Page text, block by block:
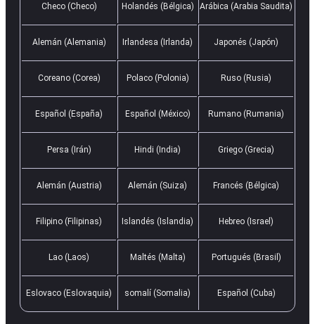
Checo (Checo) Holandés (Bélgica) Arábica (Arabia Saudita)
Alemán (Alemania) Irlandesa (Irlanda) Japonés (Japón)
Coreano (Corea) Polaco (Polonia) Ruso (Rusia)
Español (España) Español (México) Rumano (Rumania)
Persa (Irán) Hindi (India) Griego (Grecia)
Alemán (Austria) Alemán (Suiza) Francés (Bélgica)
Filipino (Filipinas) Islandés (Islandia) Hebreo (Israel)
Lao (Laos) Maltés (Malta) Portugués (Brasil)
Eslovaco (Eslovaquia) somalí (Somalia) Español (Cuba)